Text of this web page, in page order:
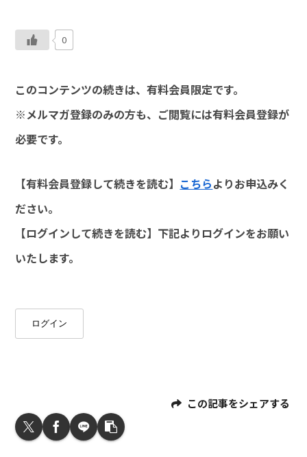
0
このコンテンツの続きは、有料会員限定です。
※メルマガ登録のみの方も、ご閲覧には有料会員登録が
必要です。
【有料会員登録して続きを読む】 こちらよりお申込みく
ださい。
【ログインして続きを読む】下記よりログインをお願い
いたします。
ログイン
この記事をシェアする